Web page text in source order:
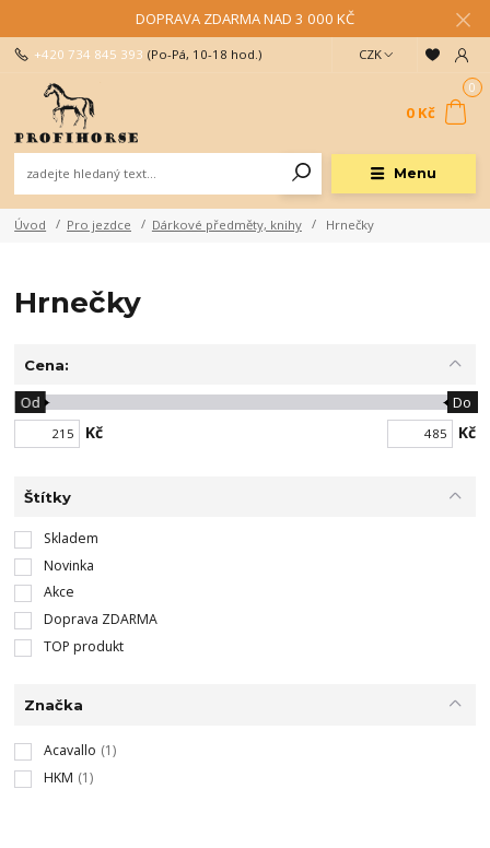
DOPRAVA ZDARMA NAD 3 000 KČ
Menu
CZK
+420 734 845 393 (Po-Pá, 10-18 hod.)
0
0 Kč
Úvod Pro jezdce Dárkové předměty, knihy Hrnečky
Hrnečky
Cena:
Kč
Od Do
Kč
Štítky
Skladem
Novinka
Akce
Doprava ZDARMA
TOP produkt
Značka
Acavallo (1)
HKM (1)